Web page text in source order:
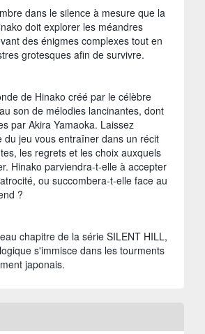
dans le silence à mesure que la
doit explorer les méandres
des énigmes complexes tout en
grotesques afin de survivre.
de Hinako créé par le célèbre
son de mélodies lancinantes, dont
par Akira Yamaoka. Laissez
du jeu vous entraîner dans un récit
les regrets et les choix auxquels
Hinako parviendra-t-elle à accepter
ou succombera-t-elle face au
?
chapitre de la série SILENT HILL,
s'immisce dans les tourments
japonais.